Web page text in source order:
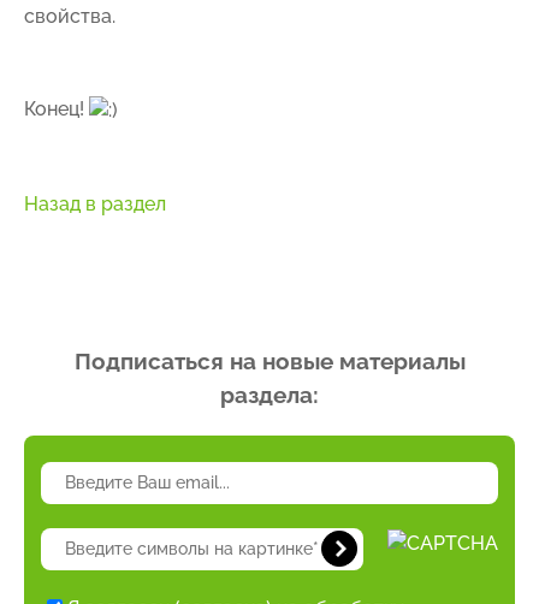
свойства.
Конец!
Назад в раздел
Подписаться на новые материалы
раздела: